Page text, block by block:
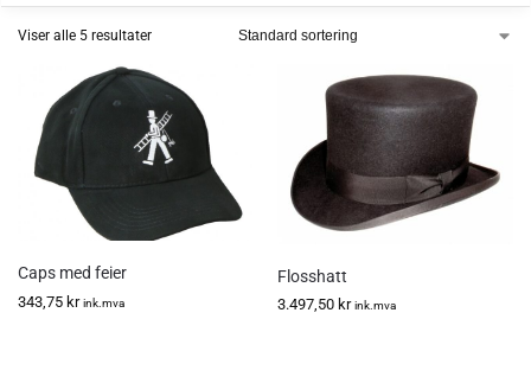
Viser alle 5 resultater
Caps med feier
343,75 kr ink.mva
Flosshatt
3.497,50 kr ink.mva